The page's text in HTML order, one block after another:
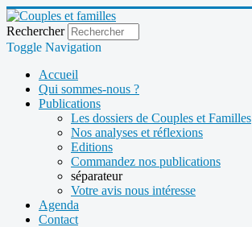
Rechercher
Toggle Navigation
Accueil
Qui sommes-nous ?
Publications
Les dossiers de Couples et Familles
Nos analyses et réflexions
Editions
Commandez nos publications
séparateur
Votre avis nous intéresse
Agenda
Contact